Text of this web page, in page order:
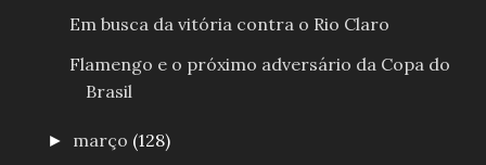
Em busca da vitória contra o Rio Claro
Flamengo e o próximo adversário da Copa do
Brasil
► março (128)